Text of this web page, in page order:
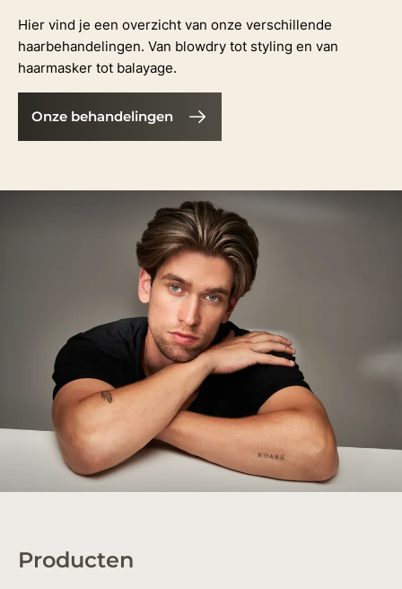
Hier vind je een overzicht van onze verschillende
haarbehandelingen. Van blowdry tot styling en van
haarmasker tot balayage.
Onze behandelingen
Producten